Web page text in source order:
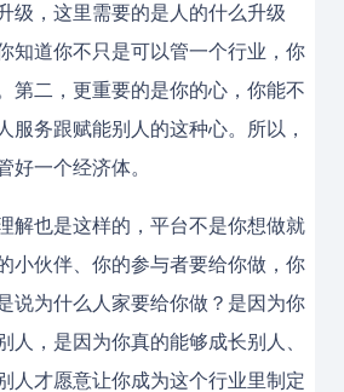
级，这里需要的是人的什么升级
知道你不只是可以管一个行业，你
第二，更重要的是你的心，你能不
服务跟赋能别人的这种心。所以，
好一个经济体。
解也是这样的，平台不是你想做就
小伙伴、你的参与者要给你做，你
说为什么人家要给你做？是因为你
人，是因为你真的能够成长别人、
人才愿意让你成为这个行业里制定